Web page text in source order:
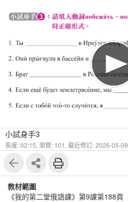
小試身手3
長度: 02:15, 瀏覽: 101, 最近修訂: 2026-05-09
教材範圍
《我的第二堂俄語課》第9課第188頁